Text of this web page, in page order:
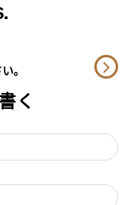
。
く